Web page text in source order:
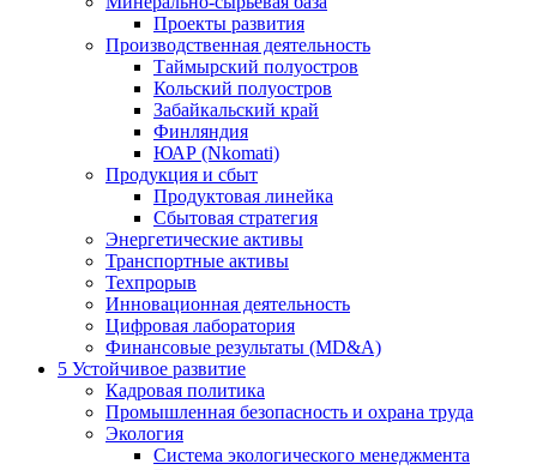
Проекты развития
Производственная деятельность
Таймырский полуостров
Кольский полуостров
Забайкальский край
Финляндия
ЮАР (Nkomati)
Продукция и сбыт
Продуктовая линейка
Сбытовая стратегия
Энергетические активы
Транспортные активы
Техпрорыв
Инновационная деятельность
Цифровая лаборатория
Финансовые результаты (MD&A)
5 Устойчивое развитие
Кадровая политика
Промышленная безопасность и охрана труда
Экология
Система экологического менеджмента